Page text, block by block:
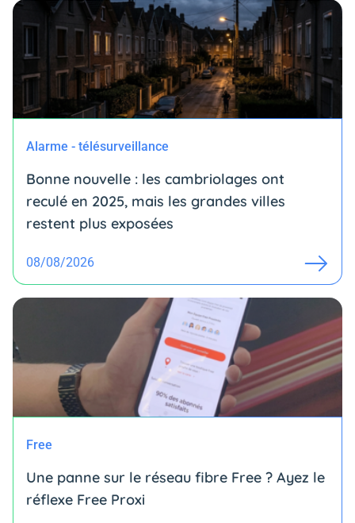
Alarme - télésurveillance
Bonne nouvelle : les cambriolages ont
reculé en 2025, mais les grandes villes
restent plus exposées
08/08/2026
Free
Une panne sur le réseau fibre Free ? Ayez le
réflexe Free Proxi